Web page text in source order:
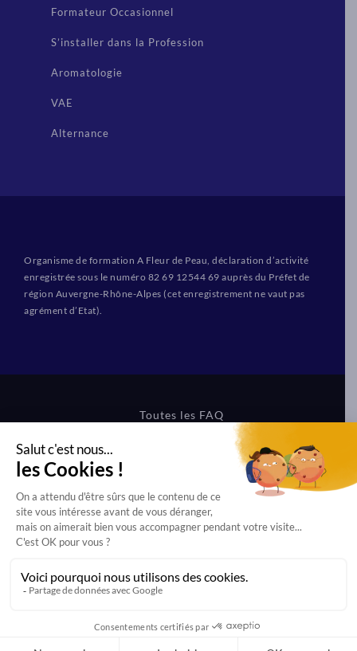
Formateur Occasionnel
S’installer dans la Profession
Aromatologie
VAE
Alternance
Organisme de formation A Fleur de Peau, déclaration d’activité
enregistrée sous le numéro 82 69 12544 69 auprès du Préfet de
région Auvergne-Rhône-Alpes (cet enregistrement ne vaut pas
agrément d’Etat).
Toutes les FAQ
Mentions légales
Dernière mise à jour effectuée le 31/07/2026 à 15h27